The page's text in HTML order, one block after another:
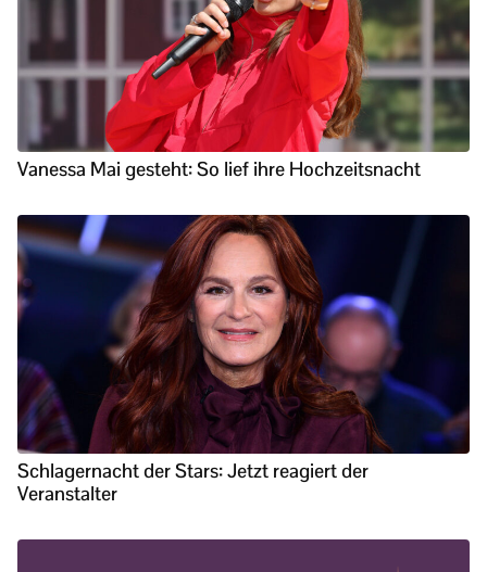
Vanessa Mai gesteht: So lief ihre Hochzeitsnacht
Schlagernacht der Stars: Jetzt reagiert der
Veranstalter